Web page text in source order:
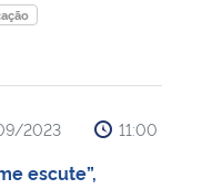
2023 11:00
escute”,